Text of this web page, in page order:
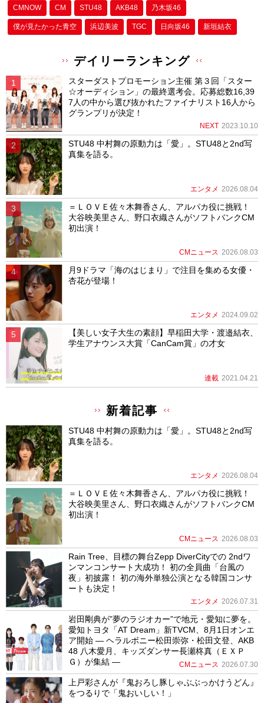
CMNOW CM STU48 AKB48 乃木坂46
僕が⾒たかった⻘空 浜辺美波 TGC 日向坂46 新垣結衣
デイリーランキング
スターダストプロモーション主催 第３回「スター
☆オーディション」の最終選考会。応募総数16,39
7人の中から選び抜かれたファイナリスト16人から
グランプリが決定！
NEXT 2023.10.10
STU48 中村舞の原動力は「愛」。STU48と2nd写
真集を語る。
エンタメ 2026.08.04
＝ＬＯＶＥ佐々木舞香さん、アルパカ役に挑戦！
大谷映美里さん、野口衣織さんがソフトバンクCM
初出演！
CMニュース 2026.08.03
月9ドラマ「海のはじまり」で注目を集める女優・
杏花が登場！
エンタメ 2024.09.02
【美しい女子大生の素顔】早稲田大学・渡邉結衣、
学生アナウンス大賞「CanCam賞」の才女
連載 2021.04.21
新着記事
STU48 中村舞の原動力は「愛」。STU48と2nd写
真集を語る。
エンタメ 2026.08.04
＝ＬＯＶＥ佐々木舞香さん、アルパカ役に挑戦！
大谷映美里さん、野口衣織さんがソフトバンクCM
初出演！
CMニュース 2026.08.03
Rain Tree、目標の舞台Zepp DiverCityでの 2ndワ
ンマンコンサート大成功！ 初の全員曲「台風の
夜」初披露！ 初の海外単独公演となる韓国コンサ
ートも決定！
エンタメ 2026.07.31
岩田剛典が”夢のラジオカー”で地元・愛知に夢を。
愛知トヨタ「AT Dream」新TVCM、8月1日オンエ
ア開始 ― ヘラルボニー松田崇弥・松田文登、AKB
48 八木愛月、キッズダンサー長瀬柊真（ＥＸＰ
Ｇ）が集結 ―
CMニュース 2026.07.30
上戸彩さんが『鬼おろし豚しゃぶぶっかけうどん』
をつるりで「鬼おいしい！」